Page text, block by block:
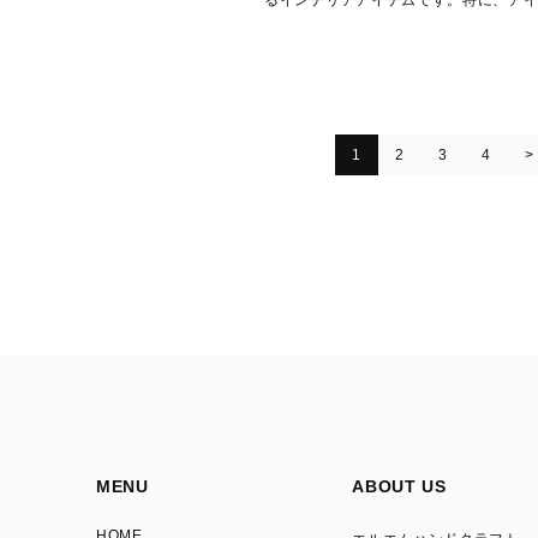
1 2 3 4
ABOUT US
MENU